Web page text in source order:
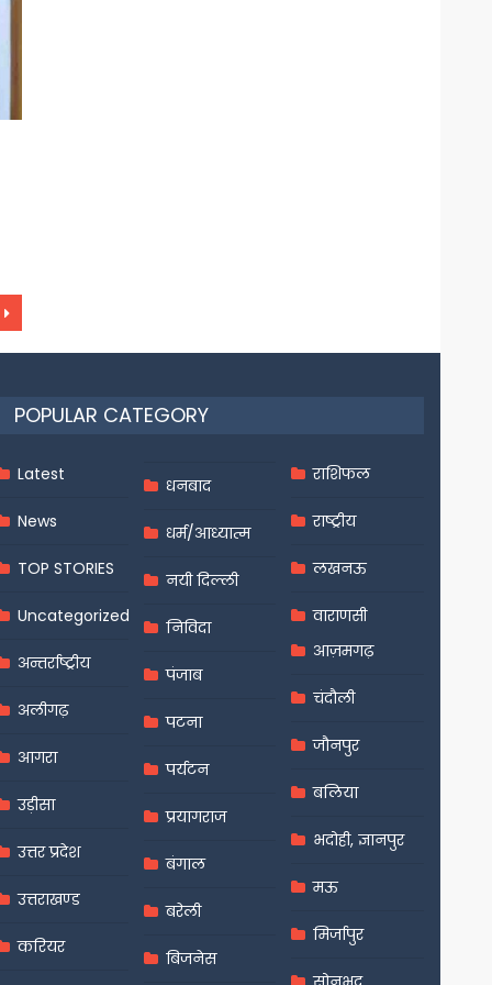
POPULAR CATEGORY
Latest
News
TOP STORIES
Uncategorized
अन्तर्राष्ट्रीय
अलीगढ़
आगरा
उड़ीसा
उत्तर प्रदेश
उत्तराखण्ड
करियर
धनबाद
धर्म/आध्यात्म
नयी दिल्ली
निविदा
पंजाब
पटना
पर्यटन
प्रयागराज
बंगाल
बरेली
बिजनेस
राशिफल
राष्ट्रीय
लखनऊ
वाराणसी
आज़मगढ़
चंदौली
जौनपुर
बलिया
भदोही, ज्ञानपुर
मऊ
मिर्जापुर